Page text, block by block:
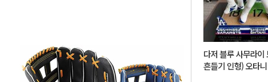
다저 블루 사무라이
흔들기 인형) 오타